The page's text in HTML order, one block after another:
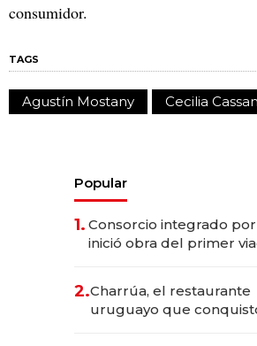
consumidor.
TAGS
Agustín Mostany Cecilia
Popular
1. Consorcio integrado
inició obra del primer
millones
2.Charrúa, el restaurante
uruguayo que